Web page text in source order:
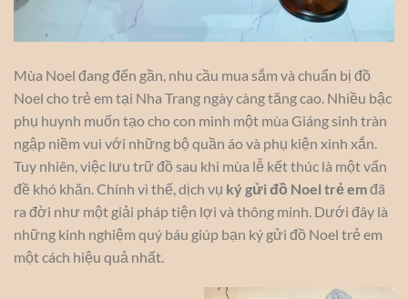
Mùa Noel đang đến gần, nhu cầu mua sắm và chuẩn bị đồ
Noel cho trẻ em tại Nha Trang ngày càng tăng cao. Nhiều bậc
phụ huynh muốn tạo cho con mình một mùa Giáng sinh tràn
ngập niềm vui với những bộ quần áo và phụ kiện xinh xắn.
Tuy nhiên, việc lưu trữ đồ sau khi mùa lễ kết thúc là một vấn
đề khó khăn. Chính vì thế, dịch vụ ký gửi đồ Noel trẻ emđã
ra đời như một giải pháp tiện lợi và thông minh. Dưới đây là
những kinh nghiệm quý báu giúp bạn ký gửi đồ Noel trẻ em
một cách hiệu quả nhất.